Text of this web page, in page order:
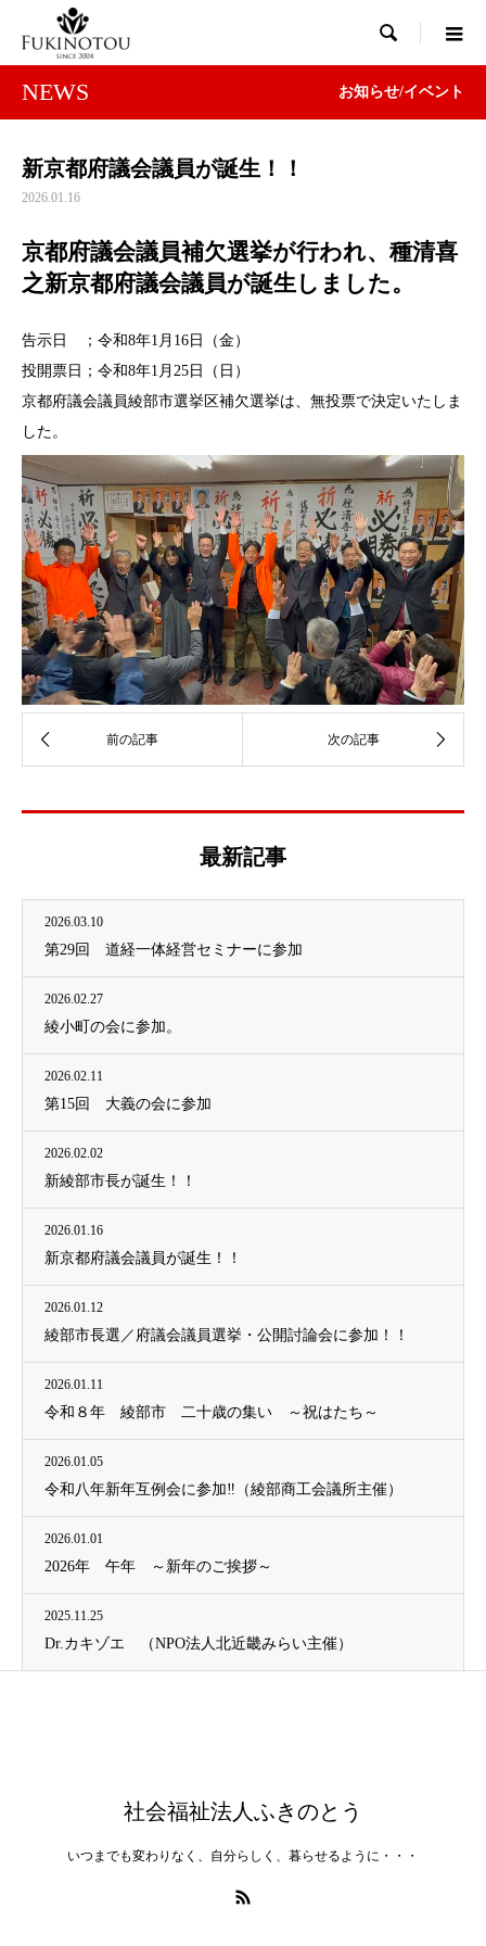

NEWS お知らせ/イベント
新京都府議会議員が誕生！！
2026.01.16
京都府議会議員補欠選挙が行われ、種清喜
之新京都府議会議員が誕生しました。
告示日 ；令和8年1月16日（金）
投開票日；令和8年1月25日（日）
京都府議会議員綾部市選挙区補欠選挙は、無投票で決定いたしま
した。
最新記事
2026.03.10
第29回 道経一体経営セミナーに参加
2026.02.27
綾小町の会に参加。
2026.02.11
第15回 大義の会に参加
2026.02.02
新綾部市長が誕生！！
2026.01.16
新京都府議会議員が誕生！！
2026.01.12
綾部市長選／府議会議員選挙・公開討論会に参加！！
2026.01.11
令和８年 綾部市 二十歳の集い ～祝はたち～
2026.01.05
令和八年新年互例会に参加‼（綾部商工会議所主催）
2026.01.01
2026年 午年 ～新年のご挨拶～
2025.11.25
Dr.カキゾエ （NPO法人北近畿みらい主催）
社会福祉法人ふきのとう
いつまでも変わりなく、自分らしく、暮らせるように・・・